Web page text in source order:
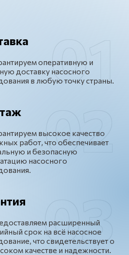
оперативную и
доставку насосного
в любую точку страны.
высокое качество
работ, что обеспечивает
и безопасную
насосного
расширенный
срок на всё насосное
что свидетельствует о
качестве и надежности.